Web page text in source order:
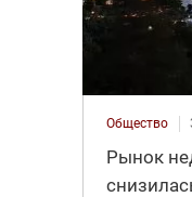
Общество
Рынок